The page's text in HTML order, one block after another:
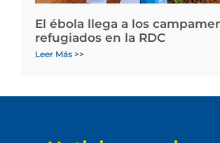
El ébola llega a los
refugiados en la RDC
Leer Más >>